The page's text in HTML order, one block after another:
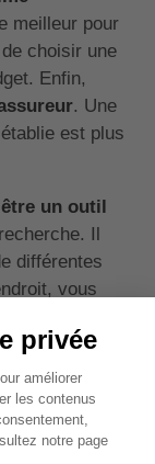
meilleur pour
choisir une
Enfin,
. Une
est plus
un outil
Il
différentes
vous